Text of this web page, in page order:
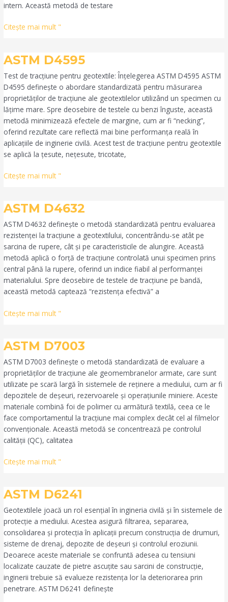
intern. Această metodă de testare
Citeşte mai mult "
ASTM D4595
Test de tracțiune pentru geotextile: Înțelegerea ASTM D4595 ASTM
D4595 definește o abordare standardizată pentru măsurarea
proprietăților de tracțiune ale geotextilelor utilizând un specimen cu
lățime mare. Spre deosebire de testele cu benzi înguste, această
metodă minimizează efectele de margine, cum ar fi “necking”,
oferind rezultate care reflectă mai bine performanța reală în
aplicațiile de inginerie civilă. Acest test de tracțiune pentru geotextile
se aplică la țesute, nețesute, tricotate,
ASTM
Citeşte mai mult "
ASTM D4632
ASTM D4632 definește o metodă standardizată pentru evaluarea
rezistenței la tracțiune a geotextilului, concentrându-se atât pe
sarcina de rupere, cât și pe caracteristicile de alungire. Această
metodă aplică o forță de tracțiune controlată unui specimen prins
central până la rupere, oferind un indice fiabil al performanței
materialului. Spre deosebire de testele de tracțiune pe bandă,
această metodă captează “rezistența efectivă” a
ASTM
Citeşte mai mult "
ASTM D7003
ASTM D7003 definește o metodă standardizată de evaluare a
proprietăților de tracțiune ale geomembranelor armate, care sunt
utilizate pe scară largă în sistemele de reținere a mediului, cum ar fi
depozitele de deșeuri, rezervoarele și operațiunile miniere. Aceste
materiale combină foi de polimer cu armătură textilă, ceea ce le
face comportamentul la tracțiune mai complex decât cel al filmelor
convenționale. Această metodă se concentrează pe controlul
calității (QC), calitatea
ASTM
Citeşte mai mult "
ASTM D6241
Geotextilele joacă un rol esențial în ingineria civilă și în sistemele de
protecție a mediului. Acestea asigură filtrarea, separarea,
consolidarea și protecția în aplicații precum construcția de drumuri,
sisteme de drenaj, depozite de deșeuri și controlul eroziunii.
Deoarece aceste materiale se confruntă adesea cu tensiuni
localizate cauzate de pietre ascuțite sau sarcini de construcție,
inginerii trebuie să evalueze rezistența lor la deteriorarea prin
penetrare. ASTM D6241 definește
ASTM